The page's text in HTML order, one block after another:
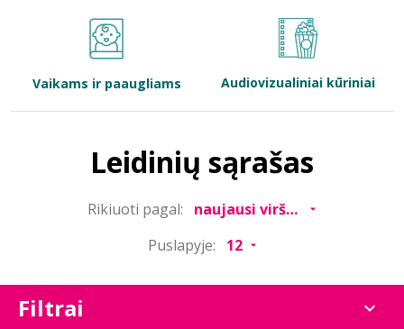
Bibliotekoms
Vaikams ir paaugliams Audiovizualiniai kūriniai
Leidinių sąrašas
Rikiuoti pagal:
Puslapyje:
Filtrai